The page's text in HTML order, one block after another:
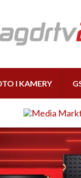
I KAMERY